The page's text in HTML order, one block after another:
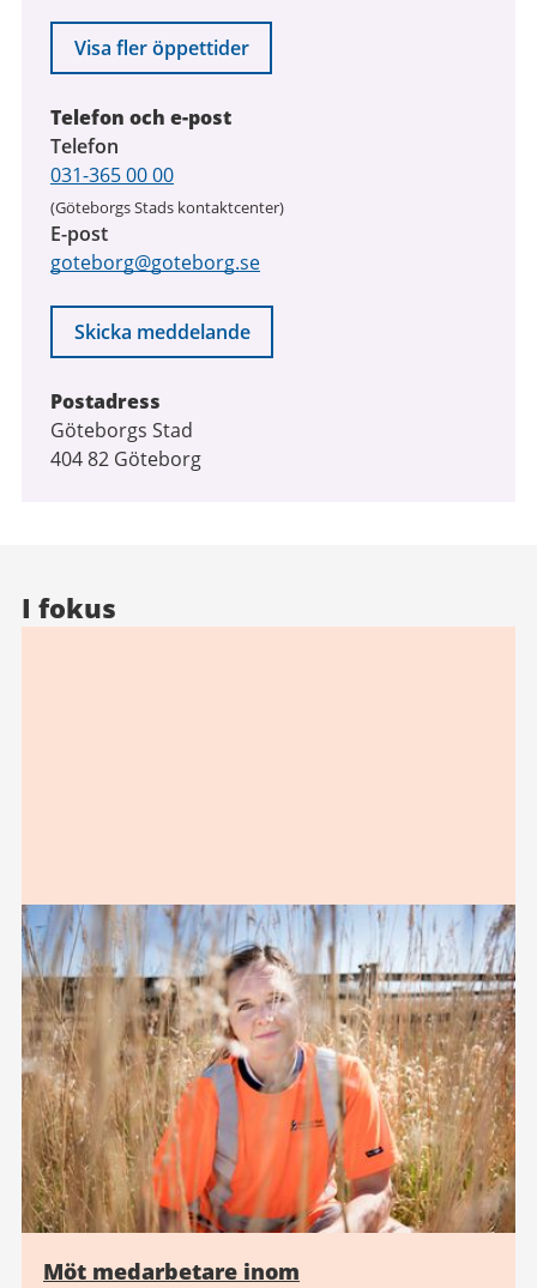
Visa fler öppettider
Telefon och e-post
Telefon
031-365 00 00
(Göteborgs Stads kontaktcenter)
E-post
goteborg@goteborg.se
Skicka meddelande
Postadress
Göteborgs Stad
404 82 Göteborg
I fokus
Möt medarbetare inom